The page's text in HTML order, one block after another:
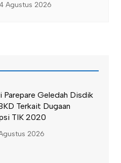
4 Agustus 2026
Parepare Geledah Disdik
Terkait Dugaan
TIK 2020
2026